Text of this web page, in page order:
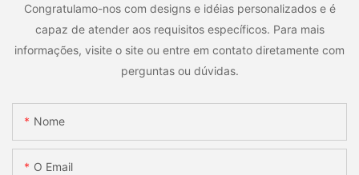
Congratulamo-nos com designs e idéias personalizados e é
capaz de atender aos requisitos específicos. Para mais
informações, visite o site ou entre em contato diretamente com
perguntas ou dúvidas.
Nome
O Email